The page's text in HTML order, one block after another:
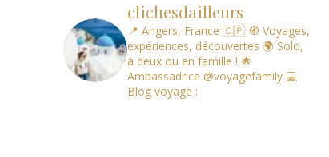
clichesdailleurs
📍 Angers, France 🇨🇵 🧭 Voyages,
expériences, découvertes 🌍 Solo,
à deux ou en famille ! 🌟
Ambassadrice @voyagefamily 💻
Blog voyage :